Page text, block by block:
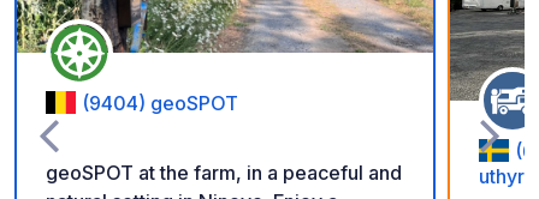
(9404) geoSPOT
geoSPOT at the farm, in a peaceful and